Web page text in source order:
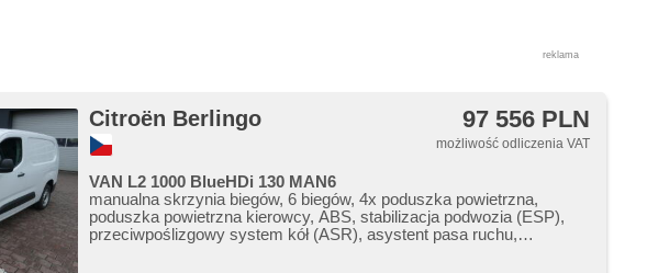
reklama
Citroën Berlingo 97 556 PLN
możliwość odliczenia VAT
VAN L2 1000 BlueHDi 130 MAN6
manualna skrzynia biegów, 6 biegów, 4x poduszka powietrzna,
poduszka powietrzna kierowcy, ABS, stabilizacja podwozia (ESP),
przeciwpoślizgowy system kół (ASR), asystent pasa ruchu,